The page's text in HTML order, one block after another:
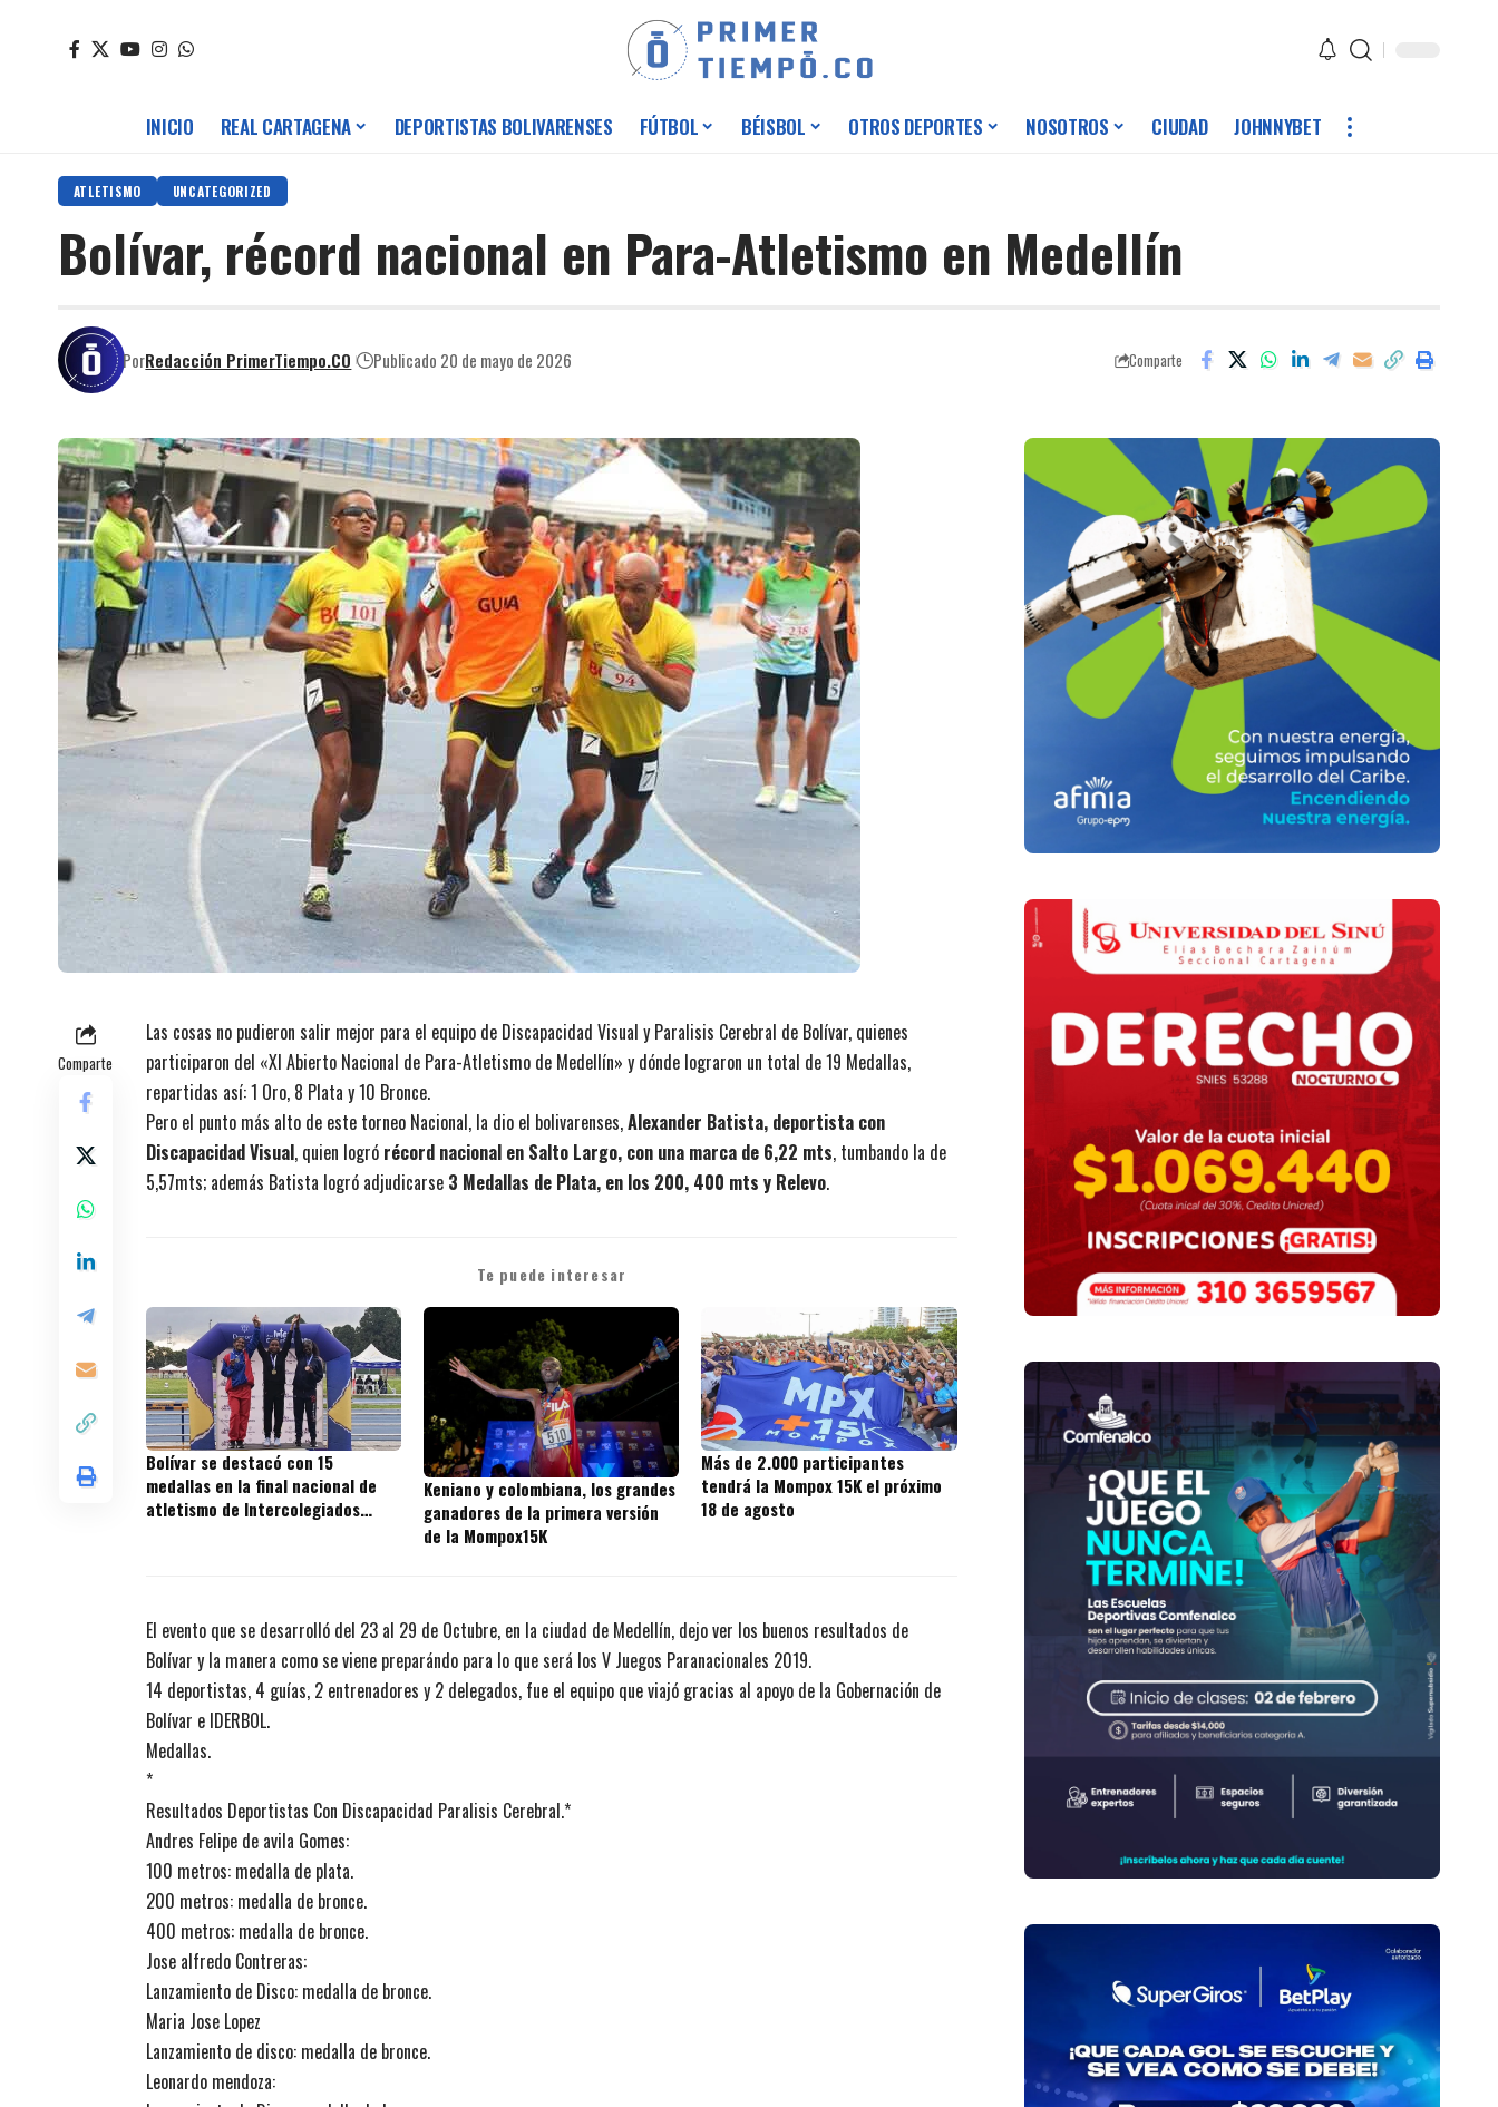
INICIO REAL CARTAGENA DEPORTISTAS BOLIVARENSES FÚTBOL BÉISBOL OTROS DEPORTES NOSOTROS CIUDAD JOHNNYBET
ATLETISMO UNCATEGORIZED
Bolívar, récord nacional en Para-Atletismo en Medellín
PorRedacción PrimerTiempo.CO Publicado 20 de mayo de 2026 Comparte
Comparte
Las cosas no pudieron salir mejor para el equipo de Discapacidad Visual y Paralisis Cerebral de Bolívar, quienes
participaron del «XI Abierto Nacional de Para-Atletismo de Medellín» y dónde lograron un total de 19 Medallas,
repartidas así: 1 Oro, 8 Plata y 10 Bronce.
Pero el punto más alto de este torneo Nacional, la dio el bolivarenses,Alexander Batista, deportista con
Discapacidad Visual, quien logró récord nacional en Salto Largo, con una marca de 6,22 mts, tumbando la de
5,57mts; además Batista logró adjudicarse 3 Medallas de Plata, en los 200, 400 mts y Relevo.
Te puede interesar
Bolívar se destacó con 15
medallas en la final nacional de
atletismo de Intercolegiados
Keniano y colombiana, los grandes
ganadores de la primera versión
de la Mompox15K
Más de 2.000 participantes
tendrá la Mompox 15K el próximo
18 de agosto
El evento que se desarrolló del 23 al 29 de Octubre, en la ciudad de Medellín, dejo ver los buenos resultados de
Bolívar y la manera como se viene preparándo para lo que será los V Juegos Paranacionales 2019.
14 deportistas, 4 guías, 2 entrenadores y 2 delegados, fue el equipo que viajó gracias al apoyo de la Gobernación de
Bolívar e IDERBOL.
Medallas.
*
Resultados Deportistas Con Discapacidad Paralisis Cerebral.*
Andres Felipe de avila Gomes:
100 metros: medalla de plata.
200 metros: medalla de bronce.
400 metros: medalla de bronce.
Jose alfredo Contreras:
Lanzamiento de Disco: medalla de bronce.
Maria Jose Lopez
Lanzamiento de disco: medalla de bronce.
Leonardo mendoza: